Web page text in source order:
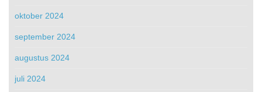
oktober 2024
september 2024
augustus 2024
juli 2024